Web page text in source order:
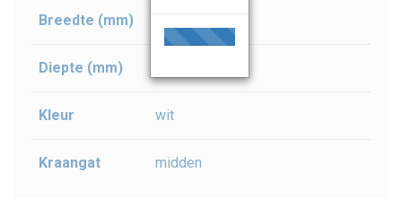
Breedte (mm) 500
Diepte (mm)
Kleur wit
Kraangat midden